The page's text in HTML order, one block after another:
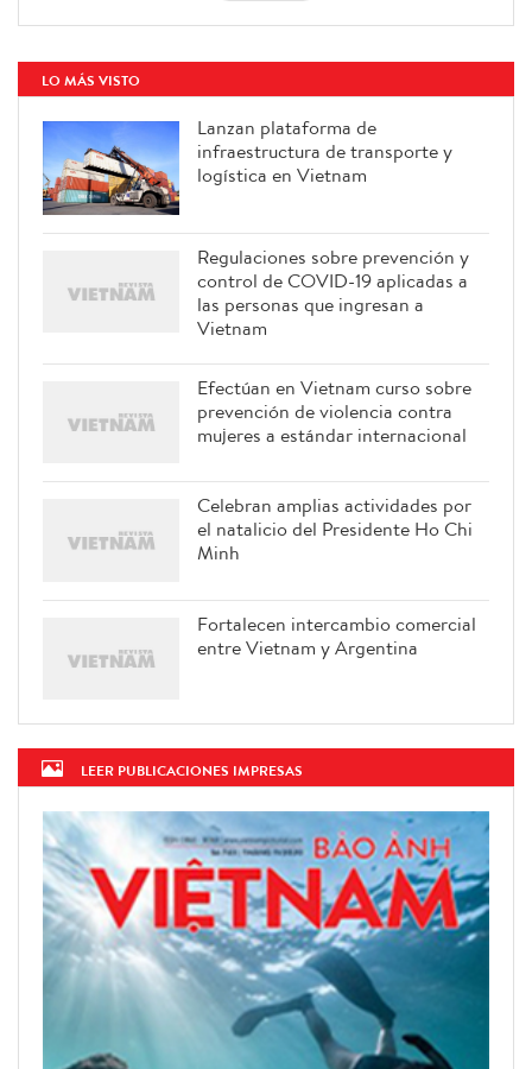
LO MÁS VISTO
Lanzan plataforma de
infraestructura de transporte y
logística en Vietnam
Regulaciones sobre prevención y
control de COVID-19 aplicadas a
las personas que ingresan a
Vietnam
Efectúan en Vietnam curso sobre
prevención de violencia contra
mujeres a estándar internacional
Celebran amplias actividades por
el natalicio del Presidente Ho Chi
Minh
Fortalecen intercambio comercial
entre Vietnam y Argentina
LEER PUBLICACIONES IMPRESAS